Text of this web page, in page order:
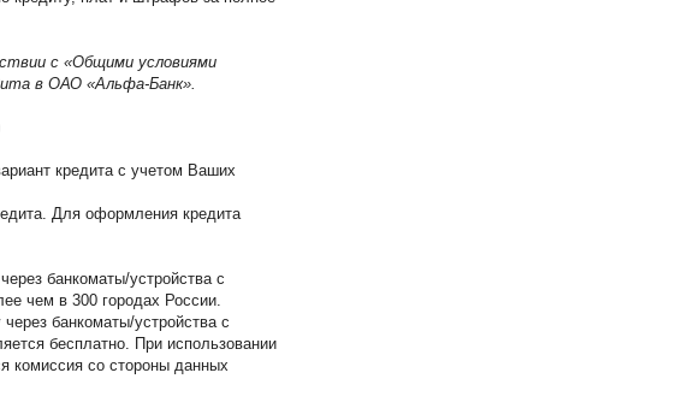
с «Общими условиями
в ОАО «Альфа-Банк».
кредита с учетом Ваших
Для оформления кредита
банкоматы/устройства с
чем в 300 городах России.
банкоматы/устройства с
бесплатно. При использовании
со стороны данных